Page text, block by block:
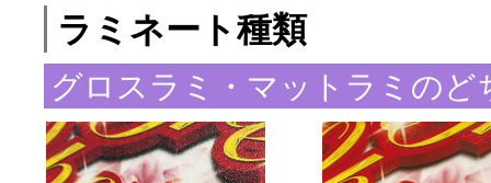
ラミネート種類
グロスラミ・マットラミの